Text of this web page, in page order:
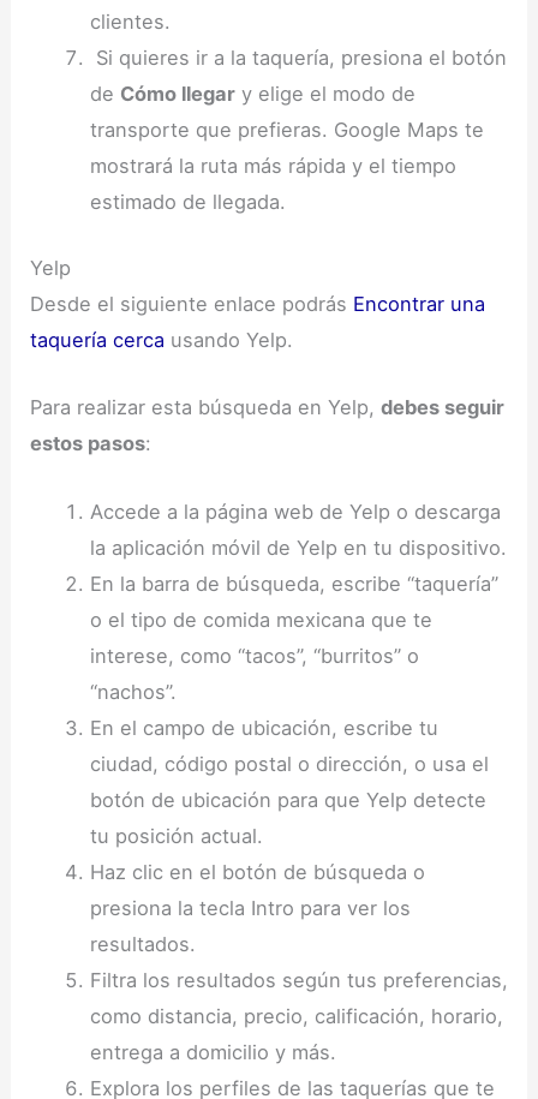
clientes.
Si quieres ir a la taquería, presiona el botón
de Cómo llegary elige el modo de
transporte que prefieras. Google Maps te
mostrará la ruta más rápida y el tiempo
estimado de llegada.
Yelp
Desde el siguiente enlace podrás Encontrar una
taquería cerca usando Yelp.
Para realizar esta búsqueda en Yelp,debes seguir
estos pasos:
Accede a la página web de Yelp o descarga
la aplicación móvil de Yelp en tu dispositivo.
En la barra de búsqueda, escribe “taquería”
o el tipo de comida mexicana que te
interese, como “tacos”, “burritos” o
“nachos”.
En el campo de ubicación, escribe tu
ciudad, código postal o dirección, o usa el
botón de ubicación para que Yelp detecte
tu posición actual.
Haz clic en el botón de búsqueda o
presiona la tecla Intro para ver los
resultados.
Filtra los resultados según tus preferencias,
como distancia, precio, calificación, horario,
entrega a domicilio y más.
Explora los perfiles de las taquerías que te